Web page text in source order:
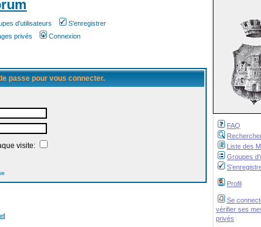
FAQ
Liste des
Groupes
Profil
Se
vérifier ses
privés
d'utilisateurs
S'enregistrer
privés Connexion
passe pour vous connecter.
visite:
]